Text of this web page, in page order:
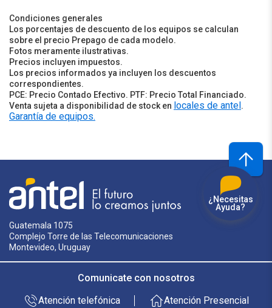
Condiciones generales
Los porcentajes de descuento de los equipos se calculan
sobre el precio Prepago de cada modelo.
Fotos meramente ilustrativas.
Precios incluyen impuestos.
Los precios informados ya incluyen los descuentos
correspondientes.
PCE: Precio Contado Efectivo. PTF: Precio Total Financiado.
Venta sujeta a disponibilidad de stock en locales de antel.
Garantía de equipos.
Guatemala 1075
Complejo Torre de las Telecomunicaciones
Montevideo, Uruguay
Comunicate con nosotros
Atención telefónica
Atención Presencial
¿Necesitas
Ayuda?